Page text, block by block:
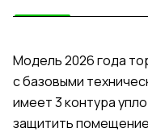
Модель 2026 года
с базовыми
имеет 3 контура
защитить